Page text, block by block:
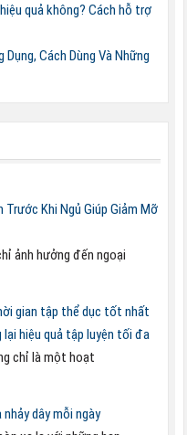
quả không? Cách hỗ trợ
Cách Dùng Và Những
Trước Khi Ngủ Giúp Giảm Mỡ
ảnh hưởng đến ngoại
gian tập thể dục tốt nhất
lại hiệu quả tập luyện tối đa
chỉ là một hoạt
dây mỗi ngày